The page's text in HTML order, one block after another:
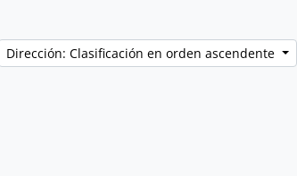
Dirección: Clasificación en orden ascendente